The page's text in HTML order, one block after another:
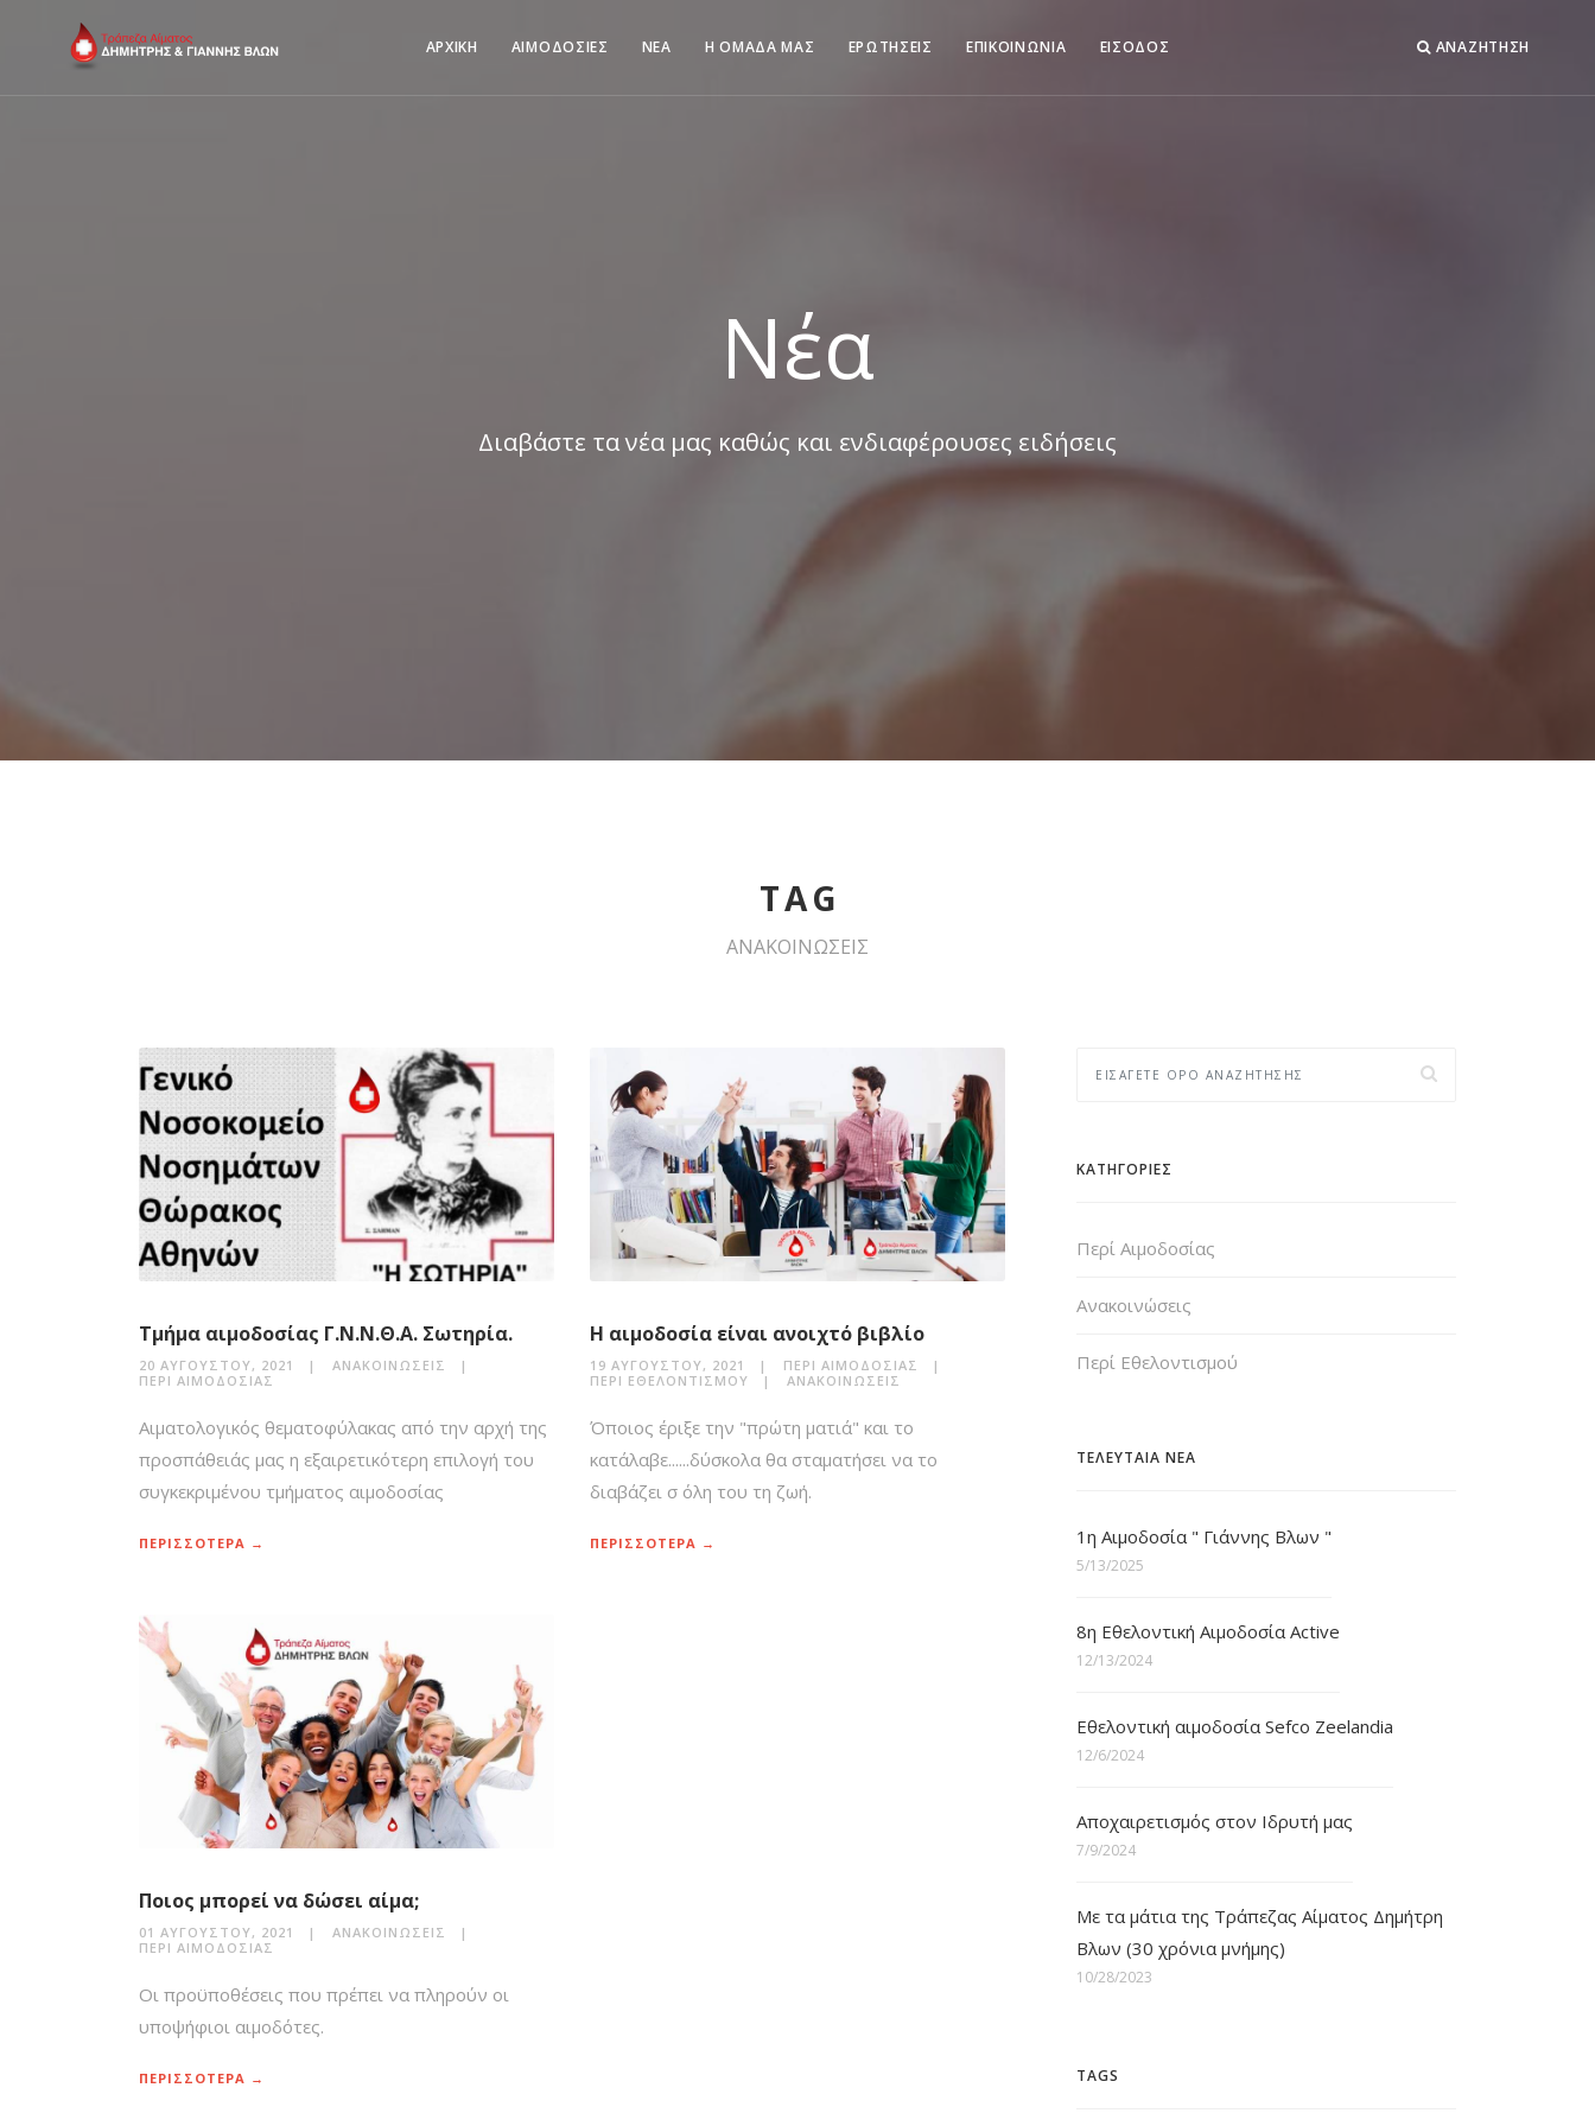
ΑΡΧΙΚΗ ΑΙΜΟΔΟΣΙΕΣ ΝΕΑ Η ΟΜΑΔΑ ΜΑΣ ΕΡΩΤΗΣΕΙΣ ΕΠΙΚΟΙΝΩΝΙΑ ΕΙΣΟΔΟΣ ΑΝΑΖΗΤΗΣΗ
Νέα
Διαβάστε τα νέα μας καθώς και ενδιαφέρουσες ειδήσεις
TAG
ΑΝΑΚΟΙΝΩΣΕΙΣ
Τμήμα αιμοδοσίας Γ.Ν.Ν.Θ.Α. Σωτηρία.
20 ΑΥΓΟΎΣΤΟΥ, 2021
ΑΝΑΚΟΙΝΏΣΕΙΣ
ΠΕΡΊ ΑΙΜΟΔΟΣΊΑΣ
Αιματολογικός θεματοφύλακας από την αρχή της
προσπάθειάς μας η εξαιρετικότερη επιλογή του
συγκεκριμένου τμήματος αιμοδοσίας
ΠΕΡΙΣΣΟΤΕΡΑ →
Η αιμοδοσία είναι ανοιχτό βιβλίο
19 ΑΥΓΟΎΣΤΟΥ, 2021
ΠΕΡΊ ΑΙΜΟΔΟΣΊΑΣ
ΠΕΡΊ ΕΘΕΛΟΝΤΙΣΜΟΎ
ΑΝΑΚΟΙΝΏΣΕΙΣ
Όποιος έριξε την "πρώτη ματιά" και το
κατάλαβε......δύσκολα θα σταματήσει να το
διαβάζει σ όλη του τη ζωή.
ΠΕΡΙΣΣΟΤΕΡΑ →
Ποιος μπορεί να δώσει αίμα;
01 ΑΥΓΟΎΣΤΟΥ, 2021
ΑΝΑΚΟΙΝΏΣΕΙΣ
ΠΕΡΊ ΑΙΜΟΔΟΣΊΑΣ
Οι προϋποθέσεις που πρέπει να πληρούν οι
υποψήφιοι αιμοδότες.
ΠΕΡΙΣΣΟΤΕΡΑ →
ΚΑΤΗΓΟΡΙΕΣ
Περί Αιμοδοσίας
Ανακοινώσεις
Περί Εθελοντισμού
ΤΕΛΕΥΤΑΙΑ ΝΕΑ
1η Αιμοδοσία " Γιάννης Βλων "
5/13/2025
8η Εθελοντική Αιμοδοσία Active
12/13/2024
Εθελοντική αιμοδοσία Sefco Zeelandia
12/6/2024
Αποχαιρετισμός στον Ιδρυτή μας
7/9/2024
Με τα μάτια της Τράπεζας Αίματος Δημήτρη
Βλων (30 χρόνια μνήμης)
10/28/2023
TAGS